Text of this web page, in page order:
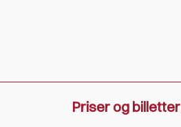
Priser og billetter